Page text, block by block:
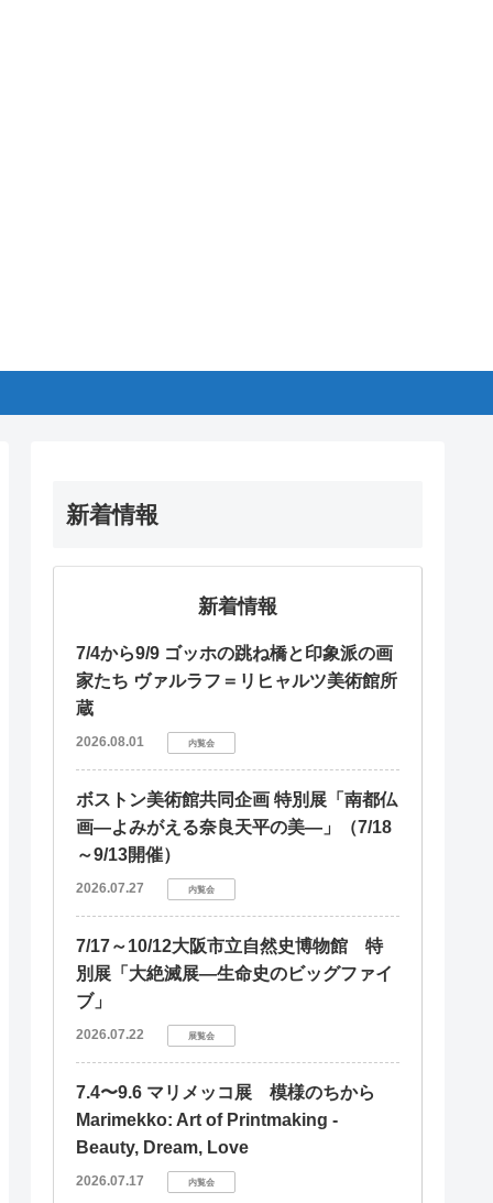
新着情報
新着情報
7/4から9/9 ゴッホの跳ね橋と印象派の画
家たち ヴァルラフ＝リヒャルツ美術館所
蔵
2026.08.01 内覧会
ボストン美術館共同企画 特別展「南都仏
画―よみがえる奈良天平の美―」（7/18
～9/13開催）
2026.07.27 内覧会
7/17～10/12大阪市立自然史博物館 特
別展「大絶滅展―生命史のビッグファイ
ブ」
2026.07.22 展覧会
7.4〜9.6 マリメッコ展 模様のちから
Marimekko: Art of Printmaking -
Beauty, Dream, Love
2026.07.17 内覧会